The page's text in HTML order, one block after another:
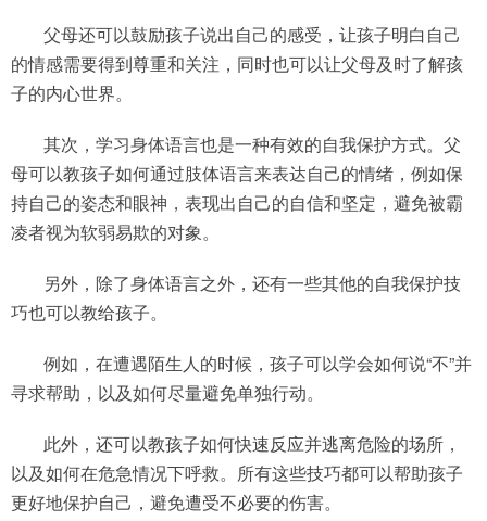
父母还可以鼓励孩子说出自己的感受，让孩子明白自己
的情感需要得到尊重和关注，同时也可以让父母及时了解孩
子的内心世界。
其次，学习身体语言也是一种有效的自我保护方式。父
母可以教孩子如何通过肢体语言来表达自己的情绪，例如保
持自己的姿态和眼神，表现出自己的自信和坚定，避免被霸
凌者视为软弱易欺的对象。
另外，除了身体语言之外，还有一些其他的自我保护技
巧也可以教给孩子。
例如，在遭遇陌生人的时候，孩子可以学会如何说“不”并
寻求帮助，以及如何尽量避免单独行动。
此外，还可以教孩子如何快速反应并逃离危险的场所，
以及如何在危急情况下呼救。所有这些技巧都可以帮助孩子
更好地保护自己，避免遭受不必要的伤害。